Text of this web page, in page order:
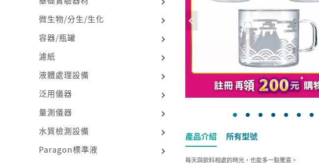
微生物/分生/生化
容器/瓶罐
濾紙
液體處理設備
泛用儀器
量測儀器
水質檢測設備
Paragon標準液
產品介紹 所有型號
每天與飲料相處的時光，也能多一點驚喜。